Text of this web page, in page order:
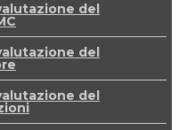
del
del
del